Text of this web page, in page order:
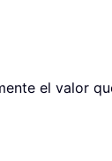
el valor